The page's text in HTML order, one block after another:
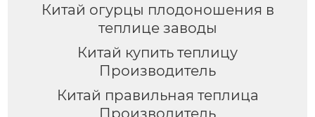
Китай огурцы плодоношения в
теплице заводы
Китай купить теплицу
Производитель
Китай правильная теплица
Производитель